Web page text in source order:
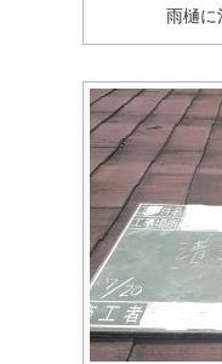
雨樋に